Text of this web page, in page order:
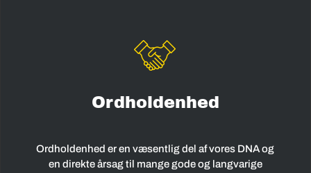
Ordholdenhed
Ordholdenhed er en væsentlig del af vores DNA og
en direkte årsag til mange gode og langvarige